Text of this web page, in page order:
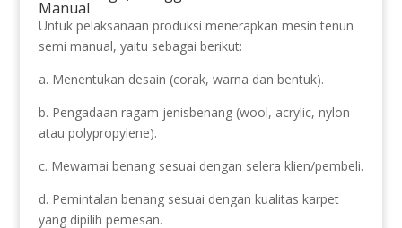
Manual
Untuk pelaksanaan produksi menerapkan mesin tenun
semi manual, yaitu sebagai berikut:
a. Menentukan desain (corak, warna dan bentuk).
b. Pengadaan ragam jenisbenang (wool, acrylic, nylon
atau polypropylene).
c. Mewarnai benang sesuai dengan selera klien/pembeli.
d. Pemintalan benang sesuai dengan kualitas karpet
yang dipilih pemesan.